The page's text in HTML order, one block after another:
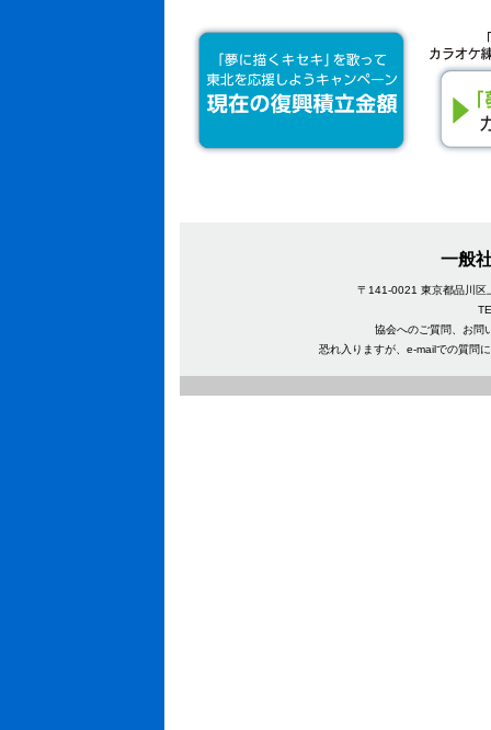
一般
〒141-0021 東京都品川
協会へのご質問、お問
恐れ入りますが、e-mailでの質問